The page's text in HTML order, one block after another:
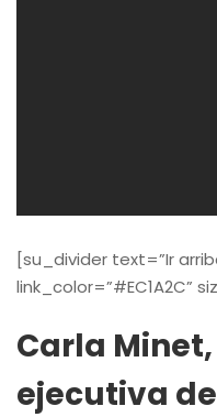
[su_divider text=”Ir
link_color=”#EC1A2C”
Carla
ejecutiva